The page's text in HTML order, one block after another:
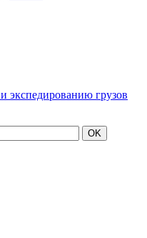
экспедированию грузов